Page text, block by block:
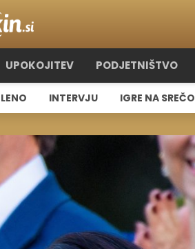
UPOKOJITEV PODJETNIŠTVO
INTERVJU IGRE NA SREČO